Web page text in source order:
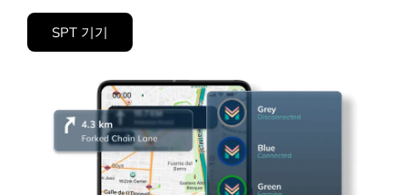
SPT 기기